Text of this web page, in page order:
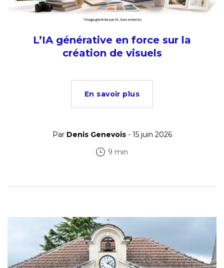
L’IA générative en force sur la
création de visuels
En savoir plus
Par Denis Genevois- 15 juin 2026
9 min